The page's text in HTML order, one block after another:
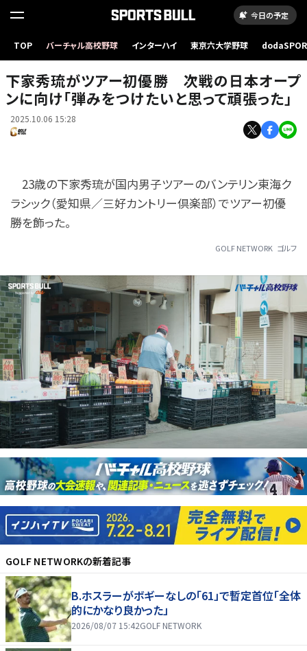
今日の予定
TOP バーチャル高校野球 インターハイ 東京六大学野球
下家秀琉がツアー初優勝 次戦の日本オープンに向け「弾みをつけたいと思って頑張った」
下家秀琉がツアー初優勝 次戦の日本オープ
ンに向け「弾みをつけたいと思って頑張った」
2025.10.06 15:28
23歳の下家秀琉が国内男子ツアーのバンテリン東海ク
ラシック（愛知県／三好カントリー倶楽部）でツアー初優
勝を飾った。
GOLF NETWORK ゴルフ
GOLF NETWORKの新着記事
B.ホスラーがボギーなしの「61」で暫定首位「全体
的にかなり良かった」
2026/08/07 15:42GOLF NETWORK